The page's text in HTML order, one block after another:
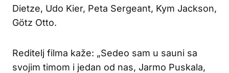
Dietze, Udo Kier, Peta Sergeant, Kym Jackson,
Götz Otto.
Reditelj filma kaže: „Sedeo sam u sauni sa
svojim timom i jedan od nas, Jarmo Puskala,